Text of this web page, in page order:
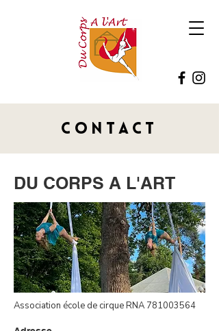
CONTACT
DU CORPS A L'ART
Association école de cirque RNA 781003564